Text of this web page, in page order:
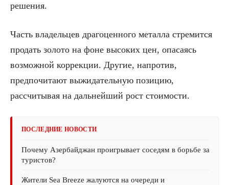
решения.
Часть владельцев драгоценного металла стремится
продать золото на фоне высоких цен, опасаясь
возможной коррекции. Другие, напротив,
предпочитают выжидательную позицию,
рассчитывая на дальнейший рост стоимости.
ПОСЛЕДНИЕ НОВОСТИ
Почему Азербайджан проигрывает соседям в борьбе за
туристов?
Жители Sea Breeze жалуются на очереди и